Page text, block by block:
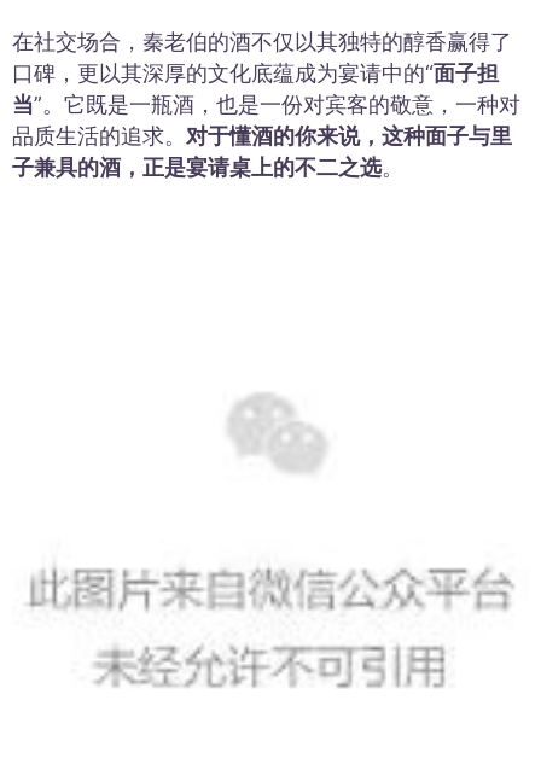
在社交场合，秦老伯的酒不仅以其独特的醇香赢得了
口碑，更以其深厚的文化底蕴成为宴请中的“面子担
当”。它既是一瓶酒，也是一份对宾客的敬意，一种对
品质生活的追求。 对于懂酒的你来说，这种面子与里
子兼具的酒，正是宴请桌上的不二之选。